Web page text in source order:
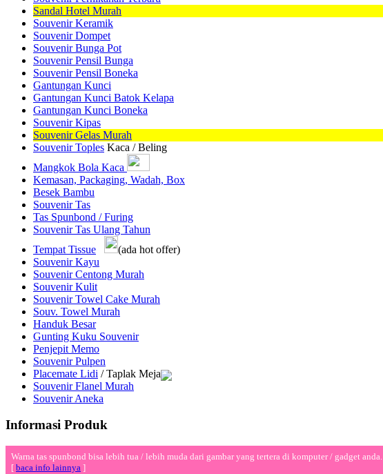
Sandal Hotel Murah
Souvenir Keramik
Souvenir Dompet
Souvenir Bunga Pot
Souvenir Pensil Bunga
Souvenir Pensil Boneka
Gantungan Kunci
Gantungan Kunci Batok Kelapa
Gantungan Kunci Boneka
Souvenir Kipas
Souvenir Gelas Murah
Souvenir Toples Kaca / Beling
Mangkok Bola Kaca
Kemasan, Packaging, Wadah, Box
Besek Bambu
Souvenir Tas
Tas Spunbond / Furing
Souvenir Tas Ulang Tahun
Tempat Tissue
(ada hot offer)
Souvenir Kayu
Souvenir Centong Murah
Souvenir Kulit
Souvenir Towel Cake Murah
Souv. Towel Murah
Handuk Besar
Gunting Kuku Souvenir
Penjepit Memo
Souvenir Pulpen
Placemate Lidi / Taplak Meja
Souvenir Flanel Murah
Souvenir Aneka
Informasi Produk
Warna tas spunbond bisa lebih tua / lebih muda dari gambar yang tertera di komputer / gadget anda.
[ baca info lainnya ]